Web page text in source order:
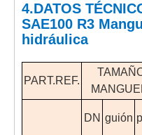
4.DATOS
SAE100 R3
hidráulica
PART.REF.
DN guión